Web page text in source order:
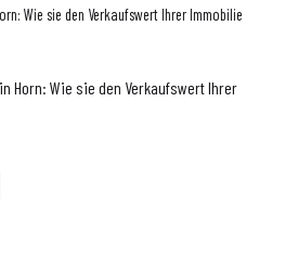
Wie sie den Verkaufswert Ihrer Immobilie
Horn: Wie sie den Verkaufswert Ihrer